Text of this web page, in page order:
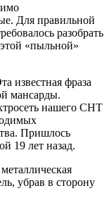
Для правильной
разобрать
«пыльной»
известная фраза
мансарды.
нашего СНТ
Пришлось
19 лет назад.
убрав в сторону